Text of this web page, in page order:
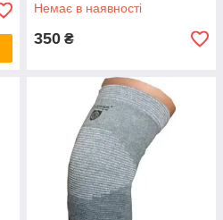
Немає в наявності
350 ₴